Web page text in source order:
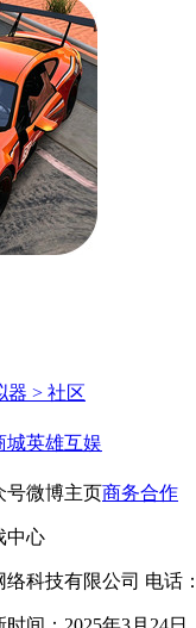
器 > 社区
城英雄互娱
号微博主页商务合作
中心
科技有限公司 电话